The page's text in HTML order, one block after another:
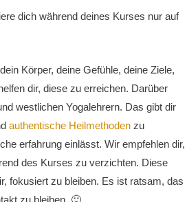
dich während deines Kurses nur auf
Körper, deine Gefühle, deine Ziele,
dir, diese zu erreichen. Darüber
westlichen Yogalehrern. Das gibt dir
authentische Heilmethoden zu
erfahrung einlässt. Wir empfehlen dir,
des Kurses zu verzichten. Diese
fokusiert zu bleiben. Es ist ratsam, das
zu bleiben. 🙂